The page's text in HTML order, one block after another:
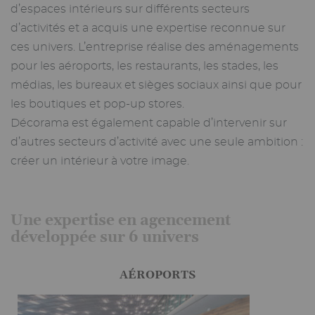
d’espaces intérieurs sur différents secteurs
d’activités et a acquis une expertise reconnue sur
ces univers. L’entreprise réalise des aménagements
pour les aéroports, les restaurants, les stades, les
médias, les bureaux et sièges sociaux ainsi que pour
les boutiques et pop-up stores.
Décorama est également capable d’intervenir sur
d’autres secteurs d’activité avec une seule ambition :
créer un intérieur à votre image.
Une expertise en agencement
développée sur 6 univers
AÉROPORTS